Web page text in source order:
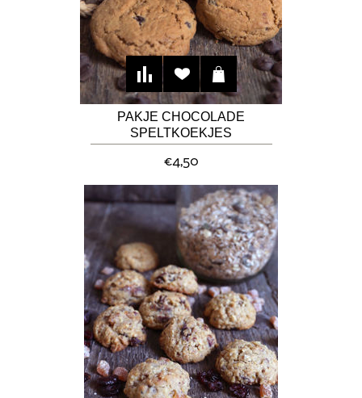
PAKJE CHOCOLADE
SPELTKOEKJES
€4,50